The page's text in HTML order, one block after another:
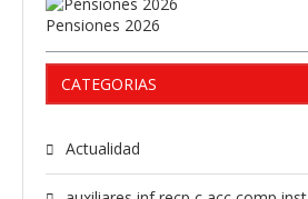
Pensiones 2026
CATEGORIAS
Actualidad